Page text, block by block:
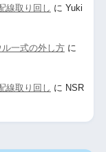
線取り回し に Yuki
一式の外し方に
線取り回し に NSR